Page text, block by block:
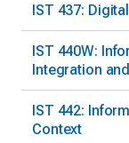
IST 437:
IST 440W:
Integration
IST 442:
Context